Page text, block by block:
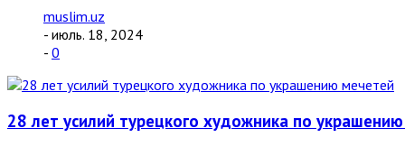
muslim.uz
- июль. 18, 2024
- 0
28 лет усилий турецкого художника по